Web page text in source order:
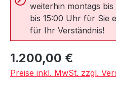
weiterhin montags
bis 15:00 Uhr für Sie
für Ihr Verständnis!
Regulärer Preis:
1.200,00 €
Preise inkl. MwSt. zzgl.